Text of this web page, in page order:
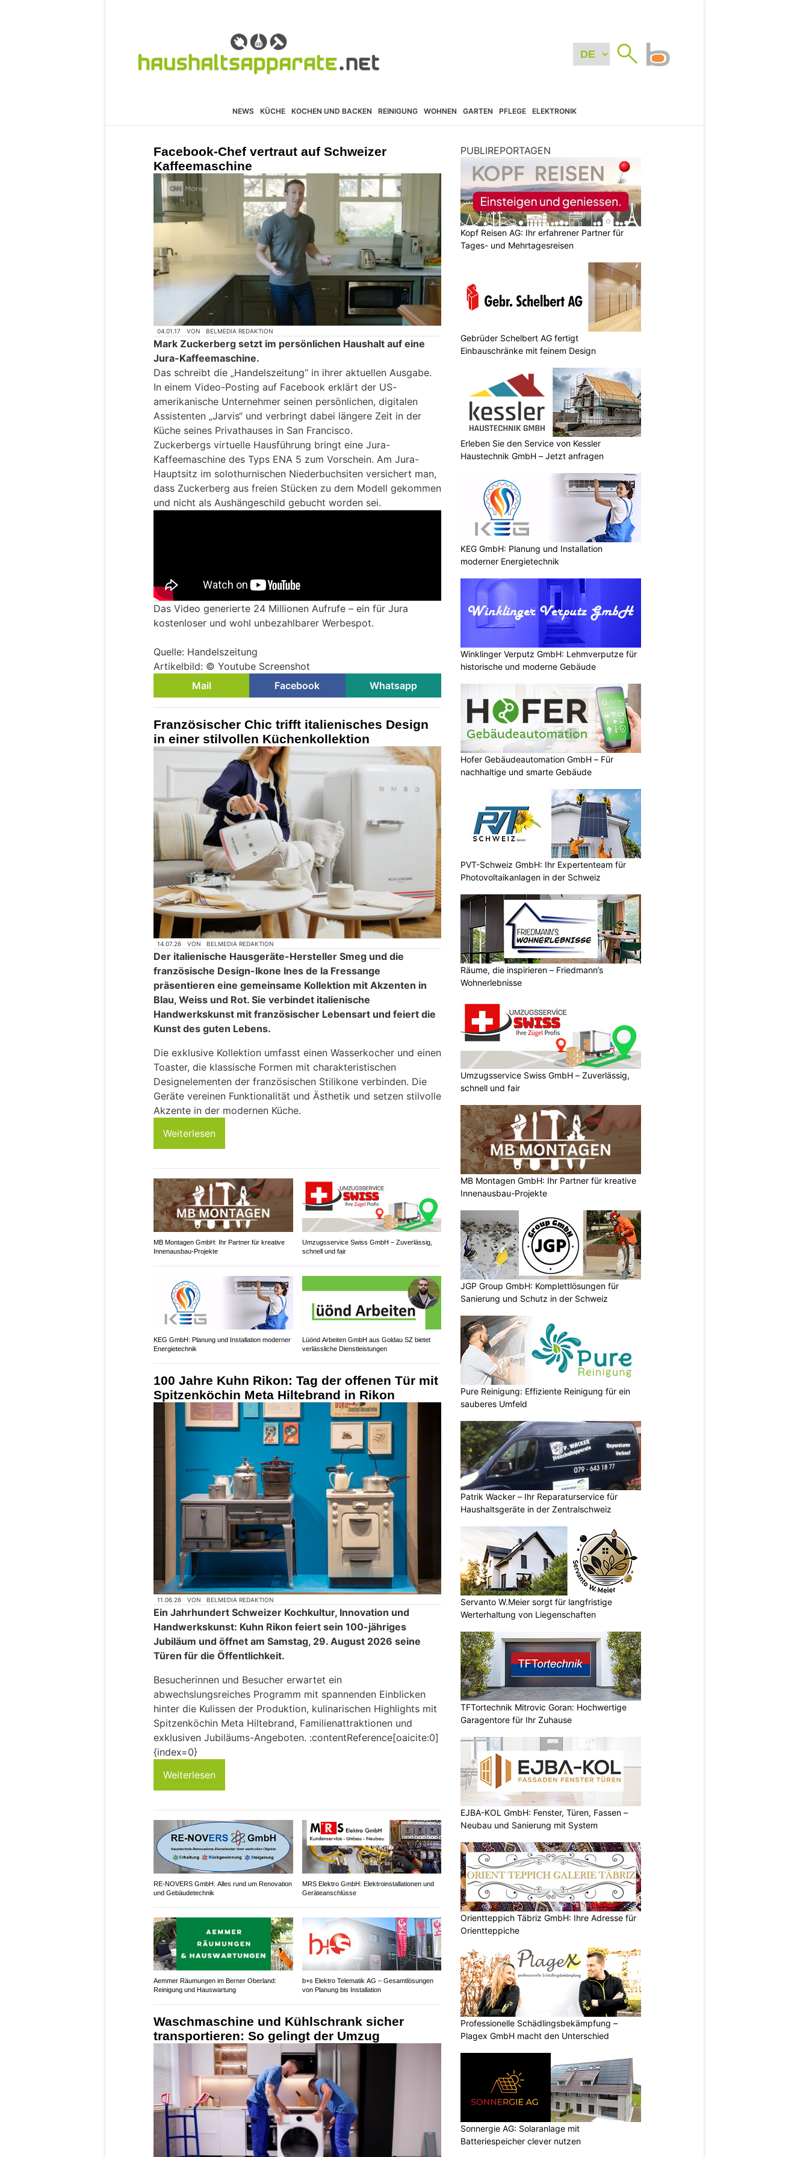
NEWS KÜCHE KOCHEN UND BACKEN REINIGUNG WOHNEN GARTEN PFLEGE ELEKTRONIK
Facebook-Chef vertraut auf Schweizer
Kaffeemaschine
04.01.17 VON BELMEDIA REDAKTION
Mark Zuckerberg setzt im persönlichen Haushalt auf eine
Jura-Kaffeemaschine.
Das schreibt die „Handelszeitung“ in ihrer aktuellen Ausgabe.
In einem Video-Posting auf Facebook erklärt der US-
amerikanische Unternehmer seinen persönlichen, digitalen
Assistenten „Jarvis“ und verbringt dabei längere Zeit in der
Küche seines Privathauses in San Francisco.
Zuckerbergs virtuelle Hausführung bringt eine Jura-
Kaffeemaschine des Typs ENA 5 zum Vorschein. Am Jura-
Hauptsitz im solothurnischen Niederbuchsiten versichert man,
dass Zuckerberg aus freien Stücken zu dem Modell gekommen
und nicht als Aushängeschild gebucht worden sei.
Das Video generierte 24 Millionen Aufrufe – ein für Jura
kostenloser und wohl unbezahlbarer Werbespot.
Quelle: Handelszeitung
Artikelbild: © Youtube Screenshot
Mail
Facebook Whatsapp
Französischer Chic trifft italienisches Design
in einer stilvollen Küchenkollektion
14.07.26 VON BELMEDIA REDAKTION
Der italienische Hausgeräte-Hersteller Smeg und die
französische Design-Ikone Ines de la Fressange
präsentieren eine gemeinsame Kollektion mit Akzenten in
Blau, Weiss und Rot. Sie verbindet italienische
Handwerkskunst mit französischer Lebensart und feiert die
Kunst des guten Lebens.
Die exklusive Kollektion umfasst einen Wasserkocher und einen
Toaster, die klassische Formen mit charakteristischen
Designelementen der französischen Stilikone verbinden. Die
Geräte vereinen Funktionalität und Ästhetik und setzen stilvolle
Akzente in der modernen Küche.
Weiterlesen
MB Montagen GmbH: Ihr Partner für kreative
Innenausbau-Projekte
Umzugsservice Swiss GmbH – Zuverlässig,
schnell und fair
KEG GmbH: Planung und Installation moderner
Energietechnik
Lüönd Arbeiten GmbH aus Goldau SZ bietet
verlässliche Dienstleistungen
100 Jahre Kuhn Rikon: Tag der offenen Tür mit
Spitzenköchin Meta Hiltebrand in Rikon
11.06.26 VON BELMEDIA REDAKTION
Ein Jahrhundert Schweizer Kochkultur, Innovation und
Handwerkskunst: Kuhn Rikon feiert sein 100-jähriges
Jubiläum und öffnet am Samstag, 29. August 2026 seine
Türen für die Öffentlichkeit.
Besucherinnen und Besucher erwartet ein
abwechslungsreiches Programm mit spannenden Einblicken
hinter die Kulissen der Produktion, kulinarischen Highlights mit
Spitzenköchin Meta Hiltebrand, Familienattraktionen und
exklusiven Jubiläums-Angeboten. :contentReference[oaicite:0]
{index=0}
Weiterlesen
RE-NOVERS GmbH: Alles rund um Renovation
und Gebäudetechnik
MRS Elektro GmbH: Elektroinstallationen und
Geräteanschlüsse
Aemmer Räumungen im Berner Oberland:
Reinigung und Hauswartung
b+s Elektro Telematik AG – Gesamtlösungen
von Planung bis Installation
Waschmaschine und Kühlschrank sicher
transportieren: So gelingt der Umzug
PUBLIREPORTAGEN
Kopf Reisen AG: Ihr erfahrener Partner für
Tages- und Mehrtagesreisen
Gebrüder Schelbert AG fertigt
Einbauschränke mit feinem Design
Erleben Sie den Service von Kessler
Haustechnik GmbH – Jetzt anfragen
KEG GmbH: Planung und Installation
moderner Energietechnik
Winklinger Verputz GmbH: Lehmverputze für
historische und moderne Gebäude
Hofer Gebäudeautomation GmbH – Für
nachhaltige und smarte Gebäude
PVT-Schweiz GmbH: Ihr Expertenteam für
Photovoltaikanlagen in der Schweiz
Räume, die inspirieren – Friedmann’s
Wohnerlebnisse
Umzugsservice Swiss GmbH – Zuverlässig,
schnell und fair
MB Montagen GmbH: Ihr Partner für kreative
Innenausbau-Projekte
JGP Group GmbH: Komplettlösungen für
Sanierung und Schutz in der Schweiz
Pure Reinigung: Effiziente Reinigung für ein
sauberes Umfeld
Patrik Wacker – Ihr Reparaturservice für
Haushaltsgeräte in der Zentralschweiz
Servanto W.Meier sorgt für langfristige
Werterhaltung von Liegenschaften
TFTortechnik Mitrovic Goran: Hochwertige
Garagentore für Ihr Zuhause
EJBA-KOL GmbH: Fenster, Türen, Fassen –
Neubau und Sanierung mit System
Orientteppich Täbriz GmbH: Ihre Adresse für
Orientteppiche
Professionelle Schädlingsbekämpfung –
Plagex GmbH macht den Unterschied
Sonnergie AG: Solaranlage mit
Batteriespeicher clever nutzen